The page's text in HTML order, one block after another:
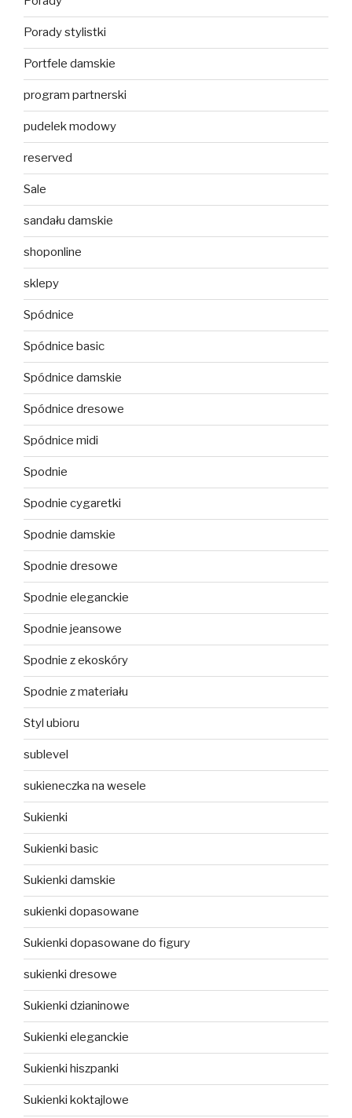
Porady stylistki
Portfele damskie
program partnerski
pudelek modowy
reserved
Sale
sandału damskie
shoponline
sklepy
Spódnice
Spódnice basic
Spódnice damskie
Spódnice dresowe
Spódnice midi
Spodnie
Spodnie cygaretki
Spodnie damskie
Spodnie dresowe
Spodnie eleganckie
Spodnie jeansowe
Spodnie z ekoskóry
Spodnie z materiału
Styl ubioru
sublevel
sukieneczka na wesele
Sukienki
Sukienki basic
Sukienki damskie
sukienki dopasowane
Sukienki dopasowane do figury
sukienki dresowe
Sukienki dzianinowe
Sukienki eleganckie
Sukienki hiszpanki
Sukienki koktajlowe